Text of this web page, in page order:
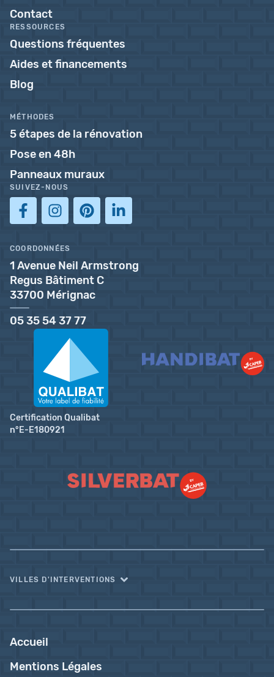
Contact
RESSOURCES
Questions fréquentes
Aides et financements
Blog
MÉTHODES
5 étapes de la rénovation
Pose en 48h
Panneaux muraux
SUIVEZ-NOUS
COORDONNÉES
1 Avenue Neil Armstrong
Regus Bâtiment C
33700 Mérignac
05 35 54 37 77
Certification Qualibat
n°E-E180921
VILLES D'INTERVENTIONS
Accueil
Mentions Légales